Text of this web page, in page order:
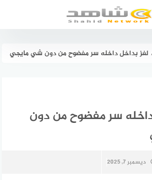
لغز بداخل داخله سر مفضوح من دون شي مايجي
سر مفضوح من دون
ديسمبر 7, 2025